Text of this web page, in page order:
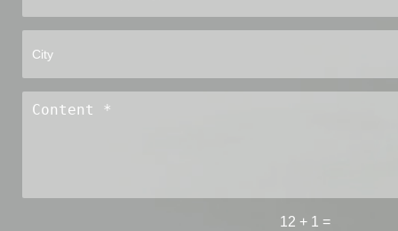
12 + 1 =